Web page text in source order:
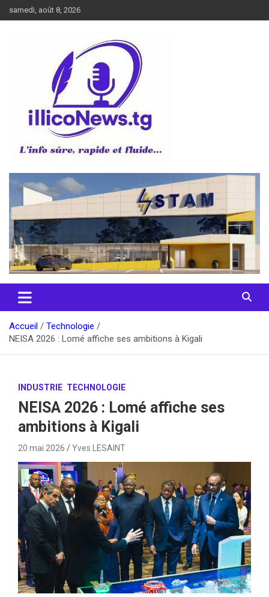
au
samedi, août 8, 2026
illiconews
Accueil
Technologie
NEISA 2026 : Lomé affiche ses ambitions à Kigali
INDUSTRIE TECHNOLOGIE
NEISA 2026 : Lomé affiche ses
ambitions à Kigali
20 mai 2026 Yves LESAINT